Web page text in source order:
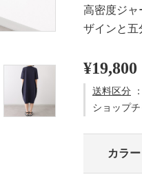
高密度ジャ
ザインと五
¥19,800
送料区分
ショップ
カラー